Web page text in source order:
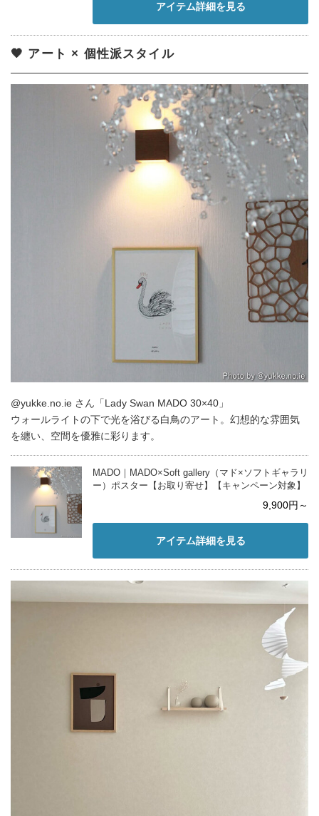
アイテム詳細を見る
🖤 アート × 個性派スタイル
@yukke.no.ie さん「Lady Swan MADO 30×40」
ウォールライトの下で光を浴びる白鳥のアート。幻想的な雰囲気
を纏い、空間を優雅に彩ります。
MADO｜MADO×Soft gallery（マド×ソフトギャラリ
ー）ポスター【お取り寄せ】【キャンペーン対象】
9,900円～
アイテム詳細を見る